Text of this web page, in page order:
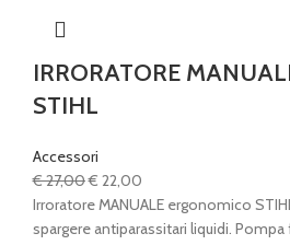
IRRORATORE
STIHL
Accessori
€27,00Il
prezzo
originale
€ 22,00
prezzo
attuale
Irroratore MANUALE ergonomico
spargere antiparassitari liquidi.